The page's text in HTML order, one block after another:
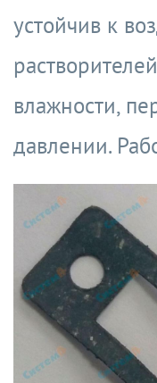
устойчив к
влажности,
давлении.